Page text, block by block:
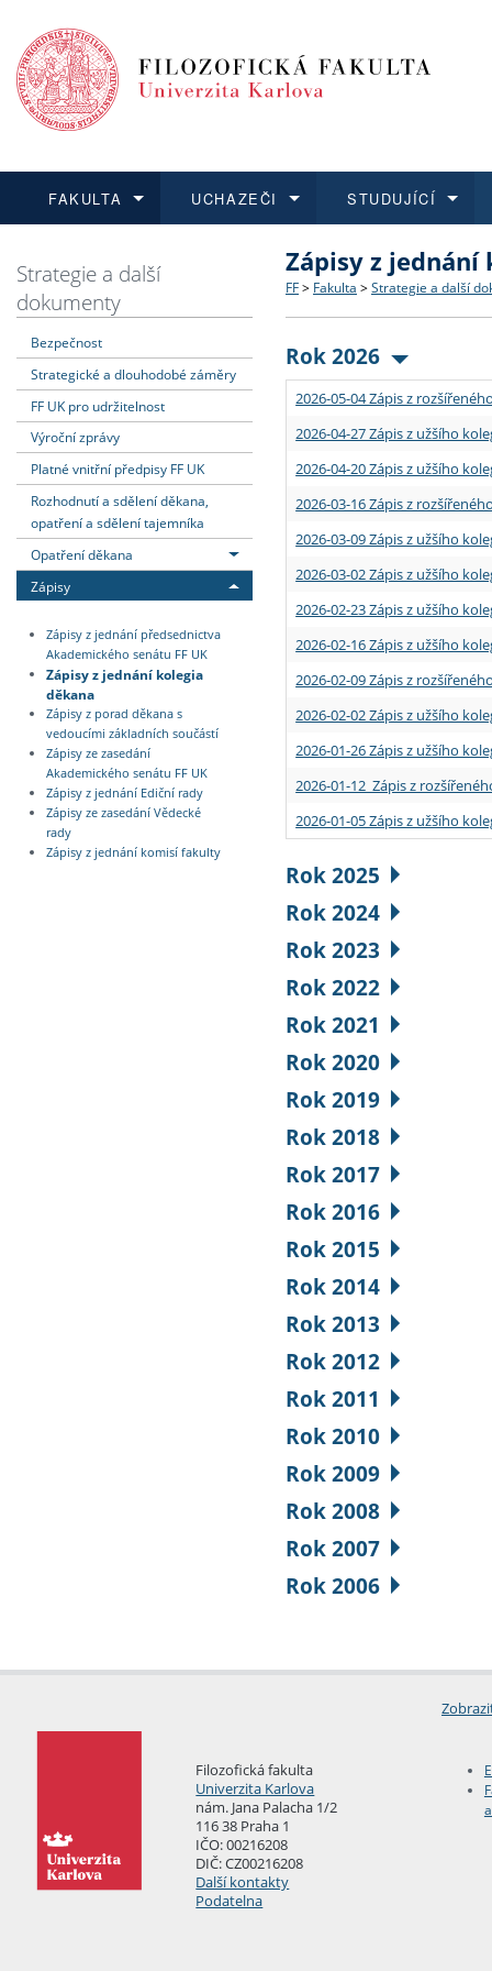
FAKULTA
Dozvědět se více
Struktura a historie
Strategie a další
Podpora a benefity pro
Absolventi fakulty
UCHAZEČI
Podat přihlášku
Co studovat a jak se
Učitelské studijní
Informace k průběhu
STUDUJÍCÍ
Dozvědět se více
Bakalářské a magisterské
Doktorské studium
Rigorózní řízení
Dozvědět se více
O vědě a výzkumu na FF
Akademické kvalifikace
Granty a projekty
Dozvědět se více
Aktuální nabídky a
Vyjíždějící studenti
Přijíždějící studenti
Vyjíždějící zaměstnanci
Strategie a další
dokumenty
Bezpečnost
Strategické a dlouhodobé záměry
FF UK pro udržitelnost
Výroční zprávy
Platné vnitřní předpisy FF UK
Rozhodnutí a sdělení děkana,
opatření a sdělení tajemníka
Opatření děkana
Zápisy
Zápisy z jednání předsednictva
Akademického senátu FF UK
Zápisy z jednání kolegia
děkana
Zápisy z porad děkana s
vedoucími základních součástí
Zápisy ze zasedání
Akademického senátu FF UK
Zápisy z jednání Ediční rady
Zápisy ze zasedání Vědecké
rady
Zápisy z jednání komisí fakulty
Zápisy z jednání
FF > Fakulta > Strategie a další
Rok 2026
2026-05-04 Zápis z
2026-04-27 Zápis z užšího
2026-04-20 Zápis z užšího
2026-03-16 Zápis z
2026-03-09 Zápis z užšího
2026-03-02 Zápis z užšího
2026-02-23 Zápis z užšího
2026-02-16 Zápis z užšího
2026-02-09 Zápis z
2026-02-02 Zápis z užšího
2026-01-26 Zápis z užšího
2026-01-12 Zápis z
2026-01-05 Zápis z užšího
Rok 2025
Rok 2024
Rok 2023
Rok 2022
Rok 2021
Rok 2020
Rok 2019
Rok 2018
Rok 2017
Rok 2016
Rok 2015
Rok 2014
Rok 2013
Rok 2012
Rok 2011
Rok 2010
Rok 2009
Rok 2008
Rok 2007
Rok 2006
Filozofická fakulta
Univerzita Karlova
nám. Jana Palacha 1/2
116 38 Praha 1
IČO: 00216208
DIČ: CZ00216208
Další kontakty
Podatelna